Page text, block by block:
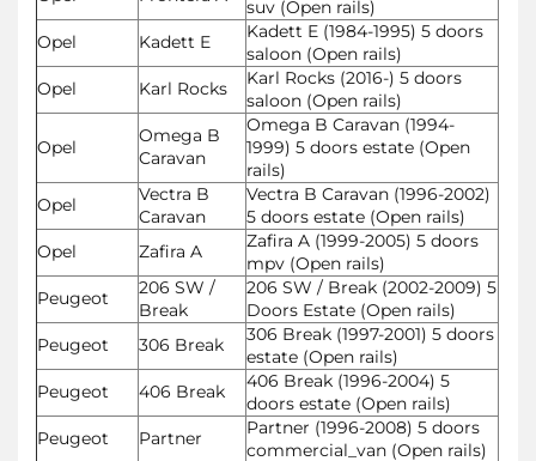
suv (Open rails)
Opel
Kadett E
Kadett E (1984-1995) 5 doors
saloon (Open rails)
Opel
Karl Rocks
Karl Rocks (2016-) 5 doors
saloon (Open rails)
Opel
Omega B
Caravan
Omega B Caravan (1994-
1999) 5 doors estate (Open
rails)
Opel
Vectra B
Caravan
Vectra B Caravan (1996-2002)
5 doors estate (Open rails)
Opel
Zafira A
Zafira A (1999-2005) 5 doors
mpv (Open rails)
Peugeot
206 SW /
Break
206 SW / Break (2002-2009) 5
Doors Estate (Open rails)
Peugeot
306 Break
306 Break (1997-2001) 5 doors
estate (Open rails)
Peugeot
406 Break
406 Break (1996-2004) 5
doors estate (Open rails)
Peugeot
Partner
Partner (1996-2008) 5 doors
commercial_van (Open rails)